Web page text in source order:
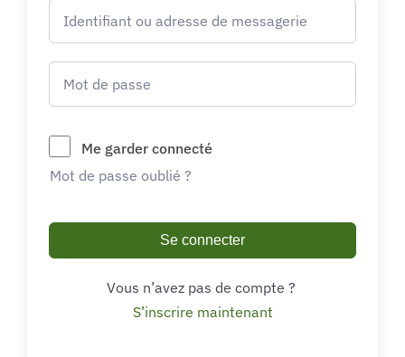
Me garder connecté
Mot de passe oublié ?
Se connecter
Vous n’avez pas de compte ?
S’inscrire maintenant